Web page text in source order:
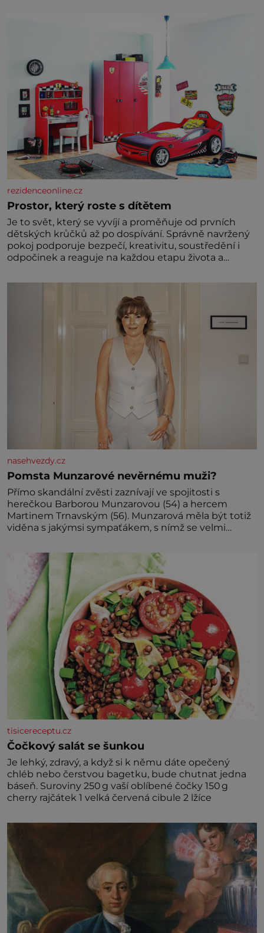
rezidenceonline.cz
Prostor, který roste s dítětem
Je to svět, který se vyvíjí a proměňuje od prvních
dětských krůčků až po dospívání. Správně navržený
pokoj podporuje bezpečí, kreativitu, soustředění i
odpočinek a reaguje na každou etapu života a
jednoduchost, měkkost a bezpečí, proto by pokoj
nasehvezdy.cz
Pomsta Munzarové nevěrnému muži?
Přímo skandální zvěsti zaznívají ve spojitosti s
herečkou Barborou Munzarovou (54) a hercem
Martinem Trnavským (56). Munzarová měla být totiž
viděna s jakýmsi sympaťákem, s nímž se velmi
tisicereceptu.cz
Čočkový salát se šunkou
Je lehký, zdravý, a když si k němu dáte opečený
chléb nebo čerstvou bagetku, bude chutnat jedna
báseň. Suroviny 250 g vaší oblíbené čočky 150 g
cherry rajčátek 1 velká červená cibule 2 lžíce